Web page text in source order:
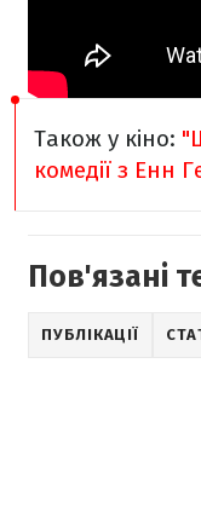
Також у кіно:
комедії з Енн
Пов'язані
ПУБЛІКАЦІЇ